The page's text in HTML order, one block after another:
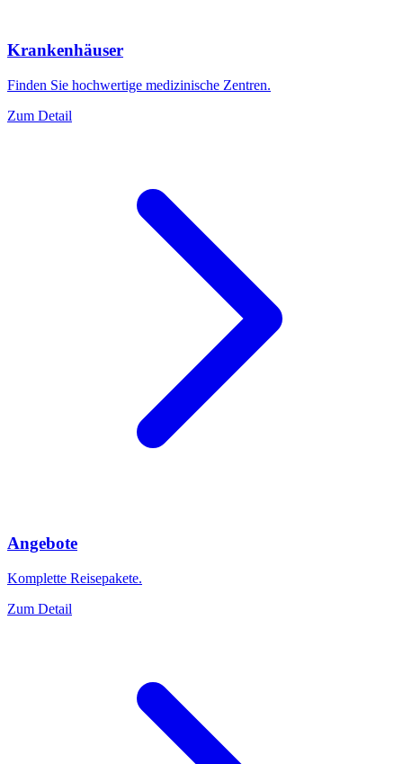
Krankenhäuser
Finden Sie hochwertige medizinische Zentren.
Zum Detail
Angebote
Komplette Reisepakete.
Zum Detail